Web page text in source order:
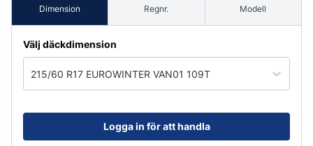
Dimension Regnr. Modell
Välj däckdimension
215/60 R17 EUROWINTER VAN01 109T
Logga in för att handla